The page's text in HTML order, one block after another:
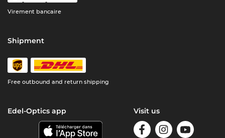
Virement bancaire
Shipment
Free outbound and return shipping
Edel-Optics app Visit us